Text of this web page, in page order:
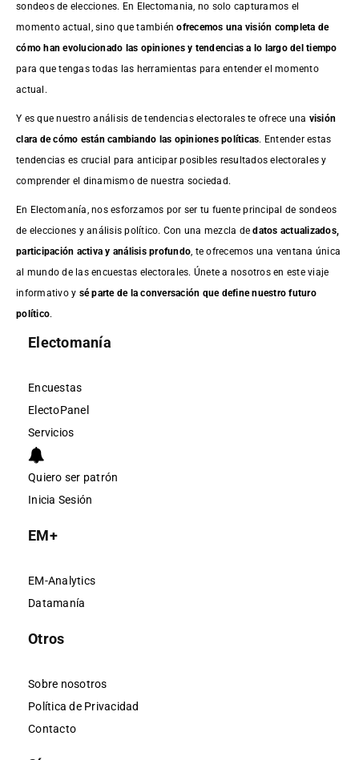
sondeos de elecciones. En Electomania, no solo capturamos el
momento actual, sino que tambiénofrecemos una visión completa de
cómo han evolucionado las opiniones y tendencias a lo largo del tiempo
para que tengas todas las herramientas para entender el momento
actual.
Y es que nuestro análisis de tendencias electorales te ofrece una visión
clara de cómo están cambiando las opiniones políticas. Entender estas
tendencias es crucial para anticipar posibles resultados electorales y
comprender el dinamismo de nuestra sociedad.
En Electomanía, nos esforzamos por ser tu fuente principal de sondeos
de elecciones y análisis político. Con una mezcla dedatos actualizados,
participación activa y análisis profundo, te ofrecemos una ventana única
al mundo de las encuestas electorales. Únete a nosotros en este viaje
informativo y sé parte de la conversación que define nuestro futuro
político.
Electomanía
Encuestas
ElectoPanel
Servicios
Quiero ser patrón
Inicia Sesión
EM+
EM-Analytics
Datamanía
Otros
Sobre nosotros
Política de Privacidad
Contacto